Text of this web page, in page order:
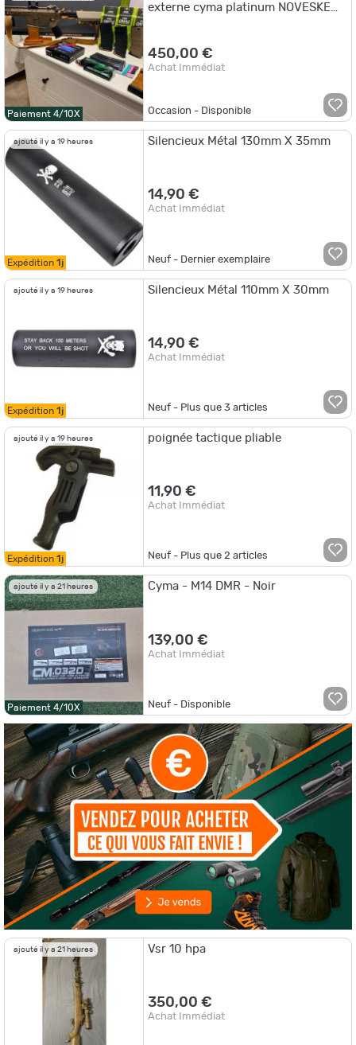
Paiement 4/10X
externe cyma platinum NOVESKE
450,00 €
Achat Immédiat
Occasion - Disponible
ajouté il y a 19 heures
Expédition 1j
Silencieux Métal 130mm X 35mm
14,90 €
Achat Immédiat
Neuf - Dernier exemplaire
ajouté il y a 19 heures
Expédition 1j
Silencieux Métal 110mm X 30mm
14,90 €
Achat Immédiat
Neuf - Plus que3 articles
ajouté il y a 19 heures
Expédition 1j
poignée tactique pliable
11,90 €
Achat Immédiat
Neuf - Plus que2 articles
ajouté il y a 21 heures
Paiement 4/10X
Cyma - M14 DMR - Noir
139,00 €
Achat Immédiat
Neuf - Disponible
ajouté il y a 21 heures Vsr 10 hpa
350,00 €
Achat Immédiat